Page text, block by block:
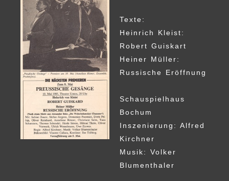
Texte:
Heinrich Kleist:
Robert Guiskart
Heiner Müller:
Russische Eröffnung
Schauspielhaus
Bochum
Inszenierung: Alfred
Kirchner
Musik: Volker
Blumenthaler